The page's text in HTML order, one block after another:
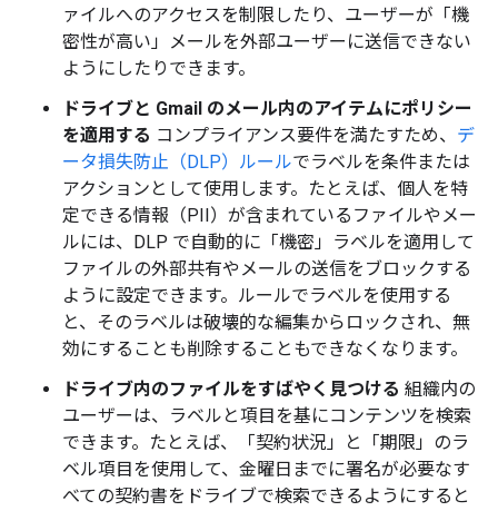
ァイルへのアクセスを制限したり、ユーザーが「機
密性が高い」メールを外部ユーザーに送信できない
ようにしたりできます。
ドライブと Gmail のメール内のアイテムにポリシー
を適用する コンプライアンス要件を満たすため、 デ
ータ損失防止（DLP）ルールでラベルを条件または
アクションとして使用します。たとえば、個人を特
定できる情報（PII）が含まれているファイルやメー
ルには、DLP で自動的に「機密」ラベルを適用して
ファイルの外部共有やメールの送信をブロックする
ように設定できます。ルールでラベルを使用する
と、そのラベルは破壊的な編集からロックされ、無
効にすることも削除することもできなくなります。
ドライブ内のファイルをすばやく見つける 組織内の
ユーザーは、ラベルと項目を基にコンテンツを検索
できます。たとえば、「契約状況」と「期限」のラ
ベル項目を使用して、金曜日までに署名が必要なす
べての契約書をドライブで検索できるようにすると